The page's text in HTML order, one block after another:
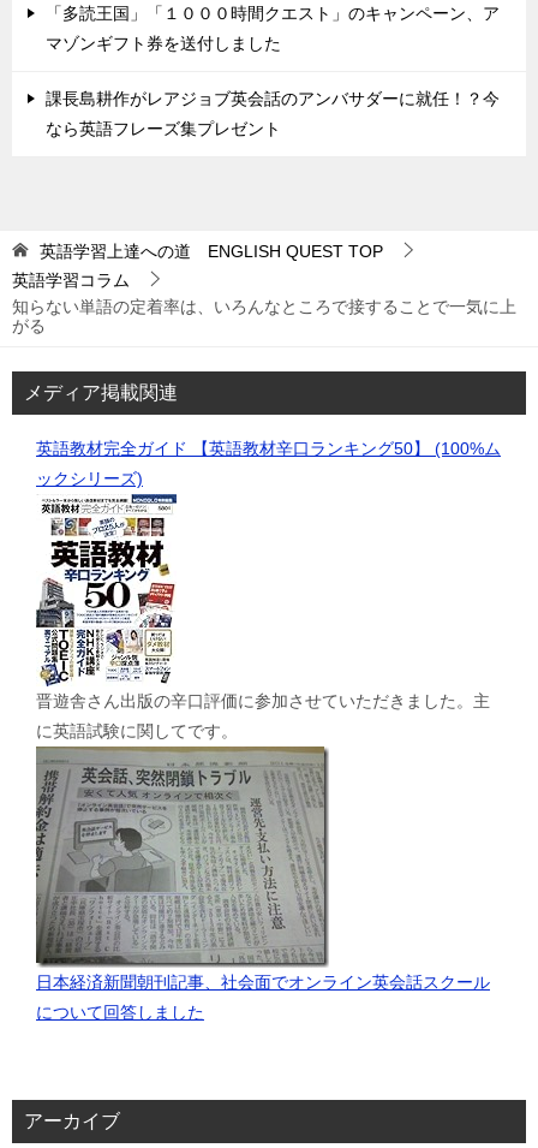
「多読王国」「１０００時間クエスト」のキャンペーン、ア
マゾンギフト券を送付しました
課長島耕作がレアジョブ英会話のアンバサダーに就任！？今
なら英語フレーズ集プレゼント
英語学習上達への道 ENGLISH QUEST TOP
英語学習コラム
知らない単語の定着率は、いろんなところで接することで一気に上
がる
メディア掲載関連
英語教材完全ガイド 【英語教材辛口ランキング50】 (100%ム
ックシリーズ)
晋遊舎さん出版の辛口評価に参加させていただきました。主
に英語試験に関してです。
日本経済新聞朝刊記事、社会面でオンライン英会話スクール
について回答しました
アーカイブ